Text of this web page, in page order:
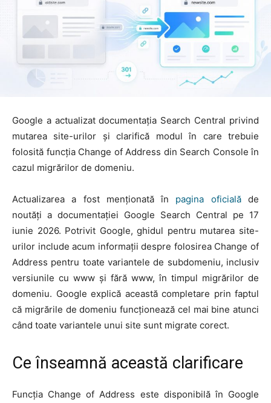
Google a actualizat documentația Search Central privind
mutarea site-urilor și clarifică modul în care trebuie
folosită funcția Change of Address din Search Console în
cazul migrărilor de domeniu.
Actualizarea a fost menționată în pagina oficialăde
noutăți a documentației Google Search Central pe 17
iunie 2026. Potrivit Google, ghidul pentru mutarea site-
urilor include acum informații despre folosirea Change of
Address pentru toate variantele de subdomeniu, inclusiv
versiunile cu www și fără www, în timpul migrărilor de
domeniu. Google explică această completare prin faptul
că migrările de domeniu funcționează cel mai bine atunci
când toate variantele unui site sunt migrate corect.
Ce înseamnă această clarificare
Funcția Change of Address este disponibilă în Google